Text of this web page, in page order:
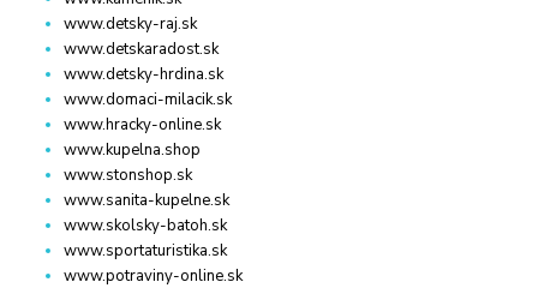
www.detsky-raj.sk
www.detskaradost.sk
www.detsky-hrdina.sk
www.domaci-milacik.sk
www.hracky-online.sk
www.kupelna.shop
www.stonshop.sk
www.sanita-kupelne.sk
www.skolsky-batoh.sk
www.sportaturistika.sk
www.potraviny-online.sk